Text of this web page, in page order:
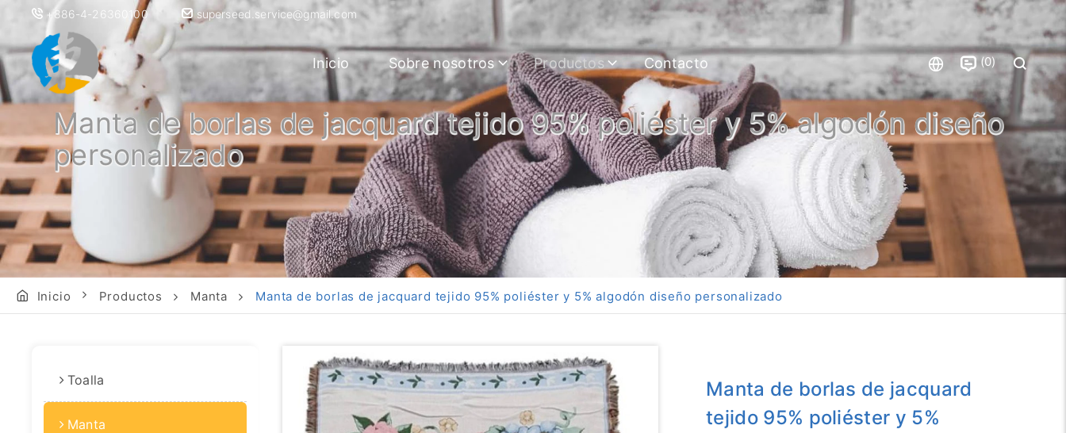
+886-4-26360100 superseed.service@gmail.com
Inicio Sobre nosotros Productos Contacto 0
Manta de borlas de jacquard tejido 95% poliéster y 5% algodón diseño
personalizado
Inicio Productos Manta Manta de borlas de jacquard tejido 95% poliéster y 5% algodón diseño personalizado
Toalla
Manta
Manta de borlas de jacquard
tejido 95% poliéster y 5%